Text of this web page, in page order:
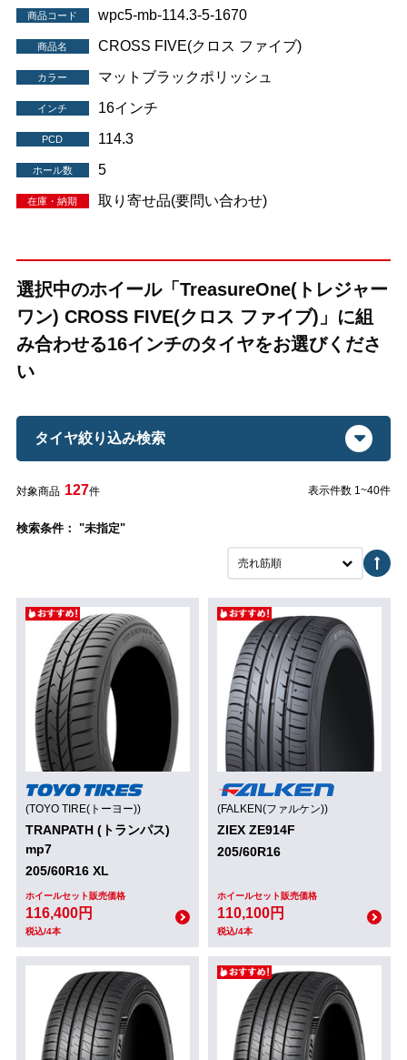
商品コード wpc5-mb-114.3-5-1670
商品名 CROSS FIVE(クロス ファイブ)
カラー マットブラックポリッシュ
インチ 16インチ
PCD 114.3
ホール数 5
在庫・納期 取り寄せ品(要問い合わせ)
選択中のホイール「TreasureOne(トレジャー
ワン) CROSS FIVE(クロス ファイブ)」に組
み合わせる16インチのタイヤをお選びくださ
い
タイヤ絞り込み検索
対象商品 127件 表示件数 1~40件
検索条件： "未指定"
売れ筋順
(TOYO TIRE(トーヨー))
TRANPATH (トランパス)
mp7
205/60R16 XL
ホイールセット販売価格
116,400円
税込/4本
(FALKEN(ファルケン))
ZIEX ZE914F
205/60R16
ホイールセット販売価格
110,100円
税込/4本